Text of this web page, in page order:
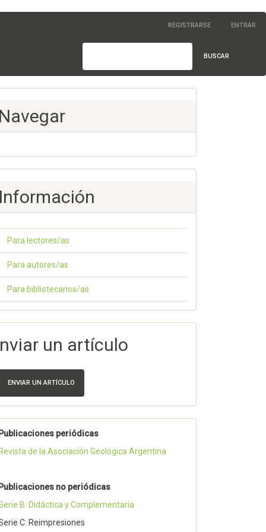
REGISTRARSE ENTRAR
BUSCAR
Para lectores/as
Para autores/as
Para bibliotecarios/as
un artículo
ENVIAR UN ARTÍCULO
periódicas
de la Asociación Geológica Argentina
no periódicas
B: Didáctica y Complementaria
C: Reimpresiones